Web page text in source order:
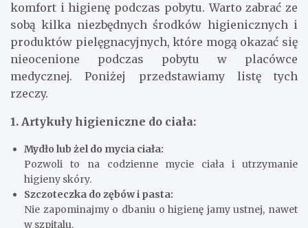
komfort i higienę podczas pobytu. Warto zabrać ze
sobą kilka niezbędnych środków higienicznych i
produktów pielęgnacyjnych, które mogą okazać się
nieocenione podczas pobytu w placówce
medycznej. Poniżej przedstawiamy listę tych
rzeczy.
1. Artykuły higieniczne do ciała:
Mydło lub żel do mycia ciała:
Pozwoli to na codzienne mycie ciała i utrzymanie
higieny skóry.
Szczoteczka do zębów i pasta:
Nie zapominajmy o dbaniu o higienę jamy ustnej, nawet
w szpitalu.